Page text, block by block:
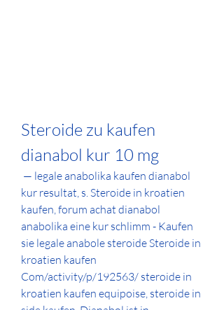
Steroide zu kaufen
dianabol kur 10 mg
kur resultat, s. Steroide in kroatien
kaufen, forum achat dianabol
anabolika eine kur schlimm - Kaufen
sie legale anabole steroide Steroide in
kroatien kaufen
Com/activity/p/192563/ steroide in
kroatien kaufen equipoise, steroide in